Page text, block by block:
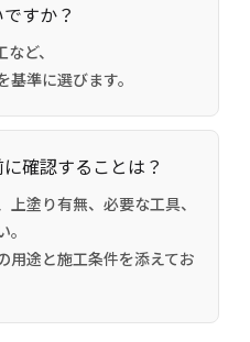
すか？
ど、
準に選びます。
確認することは？
塗り有無、必要な工具、
用途と施工条件を添えてお